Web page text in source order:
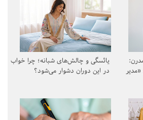
یائسگی و چالش‌های شبانه؛ چرا خواب
در این دوران دشوار می‌شود؟